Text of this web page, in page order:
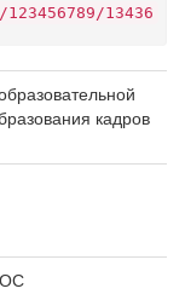
13436
кадров